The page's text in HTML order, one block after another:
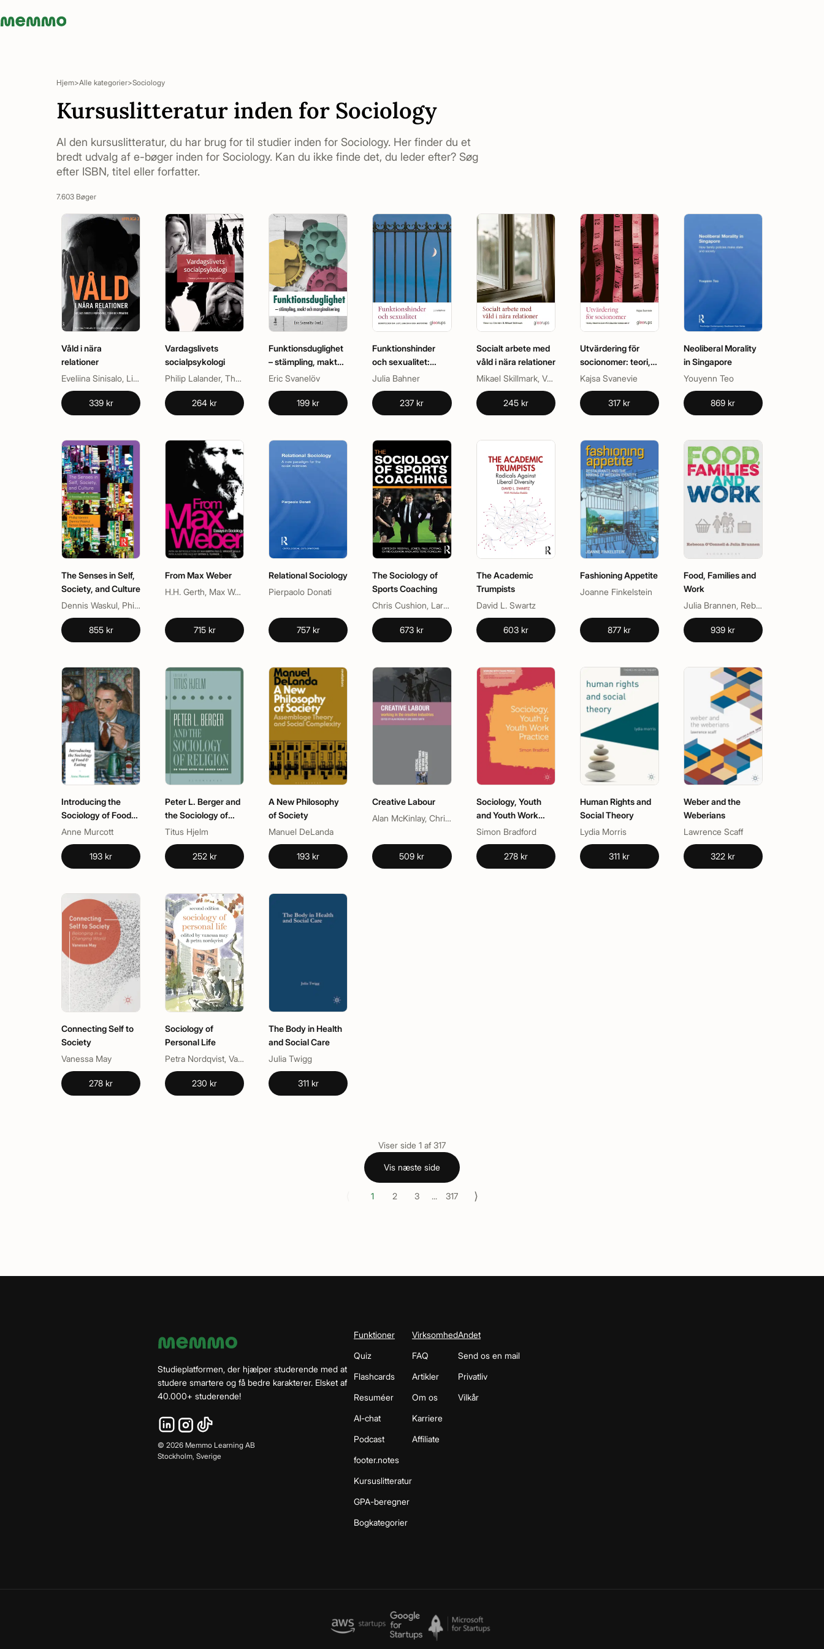
Memmo - AI-verktyg och digital kurslitteratur
Hjem Alle kategorier Sociology
Kursuslitteratur inden for Sociology
Al den kursuslitteratur, du har brug for til studier inden for Sociology. Her finder du et
bredt udvalg af e-bøger inden for Sociology. Kan du ikke finde det, du leder efter? Søg
efter ISBN, titel eller forfatter.
7.603 Bøger
Våld i nära
relationer
Eveliina Sinisalo, Linn Moser Hällen
339 kr
Vardagslivets
socialpsykologi
Philip Lalander, Thomas Johansson
264 kr
Funktionsduglighet
– stämpling, makt
och marginalisering
Eric Svanelöv
199 kr
Funktionshinder
och sexualitet:
Berättelser om lust,
längtan och
motstånd
Julia Bahner
237 kr
Socialt arbete med
våld i nära relationer
Mikael Skillmark, Veronica Ekström
245 kr
Utvärdering för
socionomer: teori,
praktik och
värdeburen
verksamhet
Kajsa Svanevie
317 kr
Neoliberal Morality
in Singapore
Youyenn Teo
869 kr
The Senses in Self,
Society, and Culture
Dennis Waskul, Phillip Vannini, Simon Gottschalk
855 kr
From Max Weber
H.H. Gerth, Max Weber, Wright Mills
715 kr
Relational Sociology
Pierpaolo Donati
757 kr
The Sociology of
Sports Coaching
Chris Cushion, Lars Tore Ronglan, Paul Potrac, Robyn L. Jones
673 kr
The Academic
Trumpists
David L. Swartz
603 kr
Fashioning Appetite
Joanne Finkelstein
877 kr
Food, Families and
Work
Julia Brannen, Rebecca O'Connell
939 kr
Introducing the
Sociology of Food
and Eating
Anne Murcott
193 kr
Peter L. Berger and
the Sociology of
Religion
Titus Hjelm
252 kr
A New Philosophy
of Society
Manuel DeLanda
193 kr
Creative Labour
Alan McKinlay, Chris Smith
509 kr
Sociology, Youth
and Youth Work
Practice
Simon Bradford
278 kr
Human Rights and
Social Theory
Lydia Morris
311 kr
Weber and the
Weberians
Lawrence Scaff
322 kr
Connecting Self to
Society
Vanessa May
278 kr
Sociology of
Personal Life
Petra Nordqvist, Vanessa May
230 kr
The Body in Health
and Social Care
Julia Twigg
311 kr
Viser side 1 af 317
Vis næste side
1 2 3 ... 317 ⟩
Studieplatformen, der hjælper studerende med at
studere smartere og få bedre karakterer. Elsket af
40.000+ studerende!
© 2026 Memmo Learning AB
Stockholm, Sverige
Funktioner
Quiz
Flashcards
Resuméer
AI-chat
Podcast
footer.notes
Kursuslitteratur
GPA-beregner
Bogkategorier
Virksomhed
FAQ
Artikler
Om os
Karriere
Affiliate
Andet
Send os en mail
Privatliv
Vilkår